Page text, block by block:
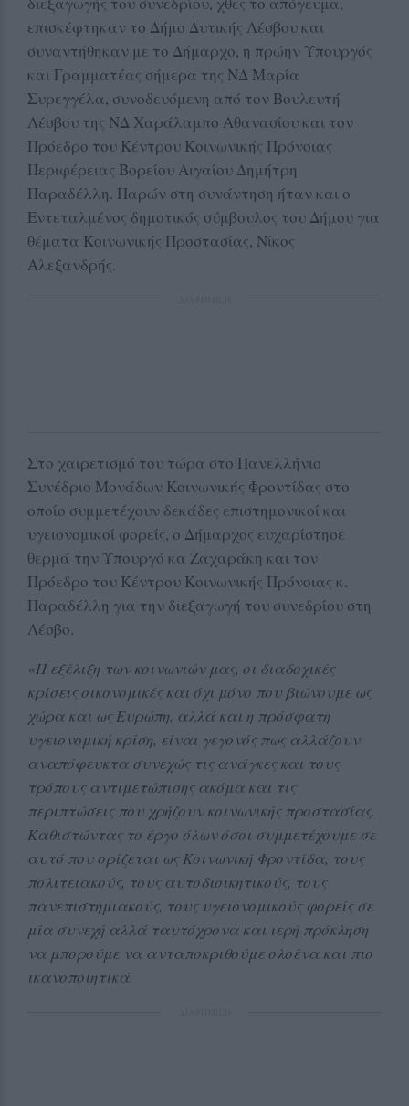
επισκέφτηκαν το Δήμο Δυτικής Λέσβου και
συναντήθηκαν με το Δήμαρχο, η πρώην Υπουργός
και Γραμματέας σήμερα της ΝΔ Μαρία
Συρεγγέλα, συνοδευόμενη από τον Βουλευτή
Λέσβου της ΝΔ Χαράλαμπο Αθανασίου και τον
Πρόεδρο του Κέντρου Κοινωνικής Πρόνοιας
Περιφέρειας Βορείου Αιγαίου Δημήτρη
Παραδέλλη. Παρών στη συνάντηση ήταν και ο
Εντεταλμένος δημοτικός σύμβουλος του Δήμου για
θέματα Κοινωνικής Προστασίας, Νίκος
Αλεξανδρής.
Στο χαιρετισμό του τώρα στο Πανελλήνιο
Συνέδριο Μονάδων Κοινωνικής Φροντίδας στο
οποίο συμμετέχουν δεκάδες επιστημονικοί και
υγειονομικοί φορείς, ο Δήμαρχος ευχαρίστησε
θερμά την Υπουργό κα Ζαχαράκη και τον
Πρόεδρο του Κέντρου Κοινωνικής Πρόνοιας κ.
Παραδέλλη για την διεξαγωγή του συνεδρίου στη
Λέσβο.
«Η εξέλιξη των κοινωνιών μας, οι διαδοχικές
κρίσεις οικονομικές και όχι μόνο που βιώνουμε ως
χώρα και ως Ευρώπη, αλλά και η πρόσφατη
υγειονομική κρίση, είναι γεγονός πως αλλάζουν
αναπόφευκτα συνεχώς τις ανάγκες και τους
τρόπους αντιμετώπισης ακόμα και τις
περιπτώσεις που χρήζουν κοινωνικής προστασίας.
Καθιστώντας το έργο όλων όσοι συμμετέχουμε σε
αυτό που ορίζεται ως Κοινωνική Φροντίδα, τους
πολιτειακούς, τους αυτοδιοικητικούς, τους
πανεπιστημιακούς, τους υγειονομικούς φορείς σε
μία συνεχή αλλά ταυτόχρονα και ιερή πρόκληση
να μπορούμε να ανταποκριθούμε ολοένα και πιο
ικανοποιητικά.